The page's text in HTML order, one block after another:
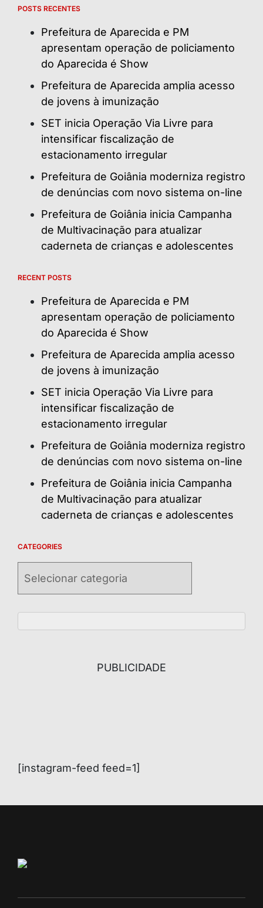
POSTS RECENTES
Prefeitura de Aparecida e PM
apresentam operação de policiamento
do Aparecida é Show
Prefeitura de Aparecida amplia acesso
de jovens à imunização
SET inicia Operação Via Livre para
intensificar fiscalização de
estacionamento irregular
Prefeitura de Goiânia moderniza registro
de denúncias com novo sistema on-line
Prefeitura de Goiânia inicia Campanha
de Multivacinação para atualizar
caderneta de crianças e adolescentes
RECENT POSTS
Prefeitura de Aparecida e PM
apresentam operação de policiamento
do Aparecida é Show
Prefeitura de Aparecida amplia acesso
de jovens à imunização
SET inicia Operação Via Livre para
intensificar fiscalização de
estacionamento irregular
Prefeitura de Goiânia moderniza registro
de denúncias com novo sistema on-line
Prefeitura de Goiânia inicia Campanha
de Multivacinação para atualizar
caderneta de crianças e adolescentes
CATEGORIES
PUBLICIDADE
[instagram-feed feed=1]